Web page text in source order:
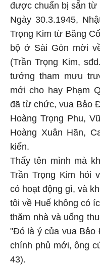
được chuẩn bị sẵn
Ngày 30.3.1945,
Trọng Kim từ Băng
bộ ở Sài Gòn mời
(Trần Trọng Kim,
tướng tham mưu
mới cho hay Phạm
đã từ chức, vua Bảo
Hoàng Trọng Phu,
Hoàng Xuân Hãn,
kiến.
Thấy tên mình mà
Trần Trọng Kim hỏi
có hoạt động gì, và
tôi về Huế không có
thăm nhà và uống
"Đó là ý của vua Bảo
chính phủ mới, ông
43).